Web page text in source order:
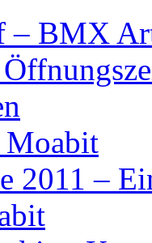
– BMX
Moabit
2011 –